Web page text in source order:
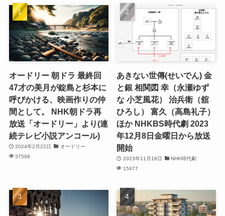
オードリー 朝ドラ 最終回
47才の美月が錠島と杉本に
呼びかける、映画作りの仲
間として。 NHK朝ドラ再
放送「オードリー」より(連
続テレビ小説アンコール)
2024年2月22日
オードリー
37598
あきない世傳(せいでん) 金
と銀 相関図 幸（永瀬ゆず
な 小芝風花） 治兵衛（舘
ひろし） 富久（高島礼子）
ほか NHKBS時代劇 2023
年12月8日金曜日から放送
開始
2023年11月18日
NHK時代劇
15477